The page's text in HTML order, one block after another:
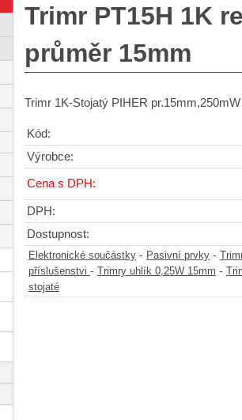
Trimr PT15H 1K
průměr 15mm
Trimr 1K-Stojatý PIHER pr.15mm,250mW
Kód:
Výrobce:
Cena s DPH:
DPH:
Dostupnost:
Elektronické součástky - Pasivní prvky -
příslušenstvi - Trimry uhlík 0,25W 15mm -
stojaté